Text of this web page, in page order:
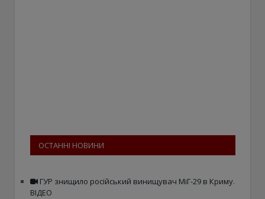
ОСТАННІ НОВИНИ
ГУР знищило російський винищувач МіГ-29 в Криму.
ВІДЕО